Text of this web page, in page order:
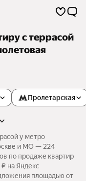
с террасой
Пролетарская
у метро
и МО — 224
по продаже квартир
на Яндекс
площадью от